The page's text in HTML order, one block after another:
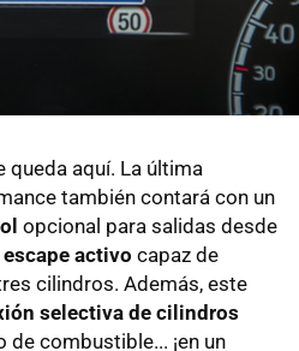
queda aquí. La última
también contará con un
opcional para salidas desde
activo capaz de
cilindros. Además, este
selectiva de cilindros
combustible... ¡en un